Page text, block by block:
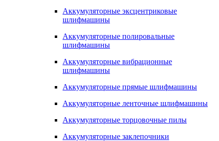
Аккумуляторные эксцентриковые
шлифмашины
Аккумуляторные полировальные
шлифмашины
Аккумуляторные вибрационные
шлифмашины
Аккумуляторные прямые шлифмашины
Аккумуляторные ленточные шлифмашины
Аккумуляторные торцовочные пилы
Аккумуляторные заклепочники